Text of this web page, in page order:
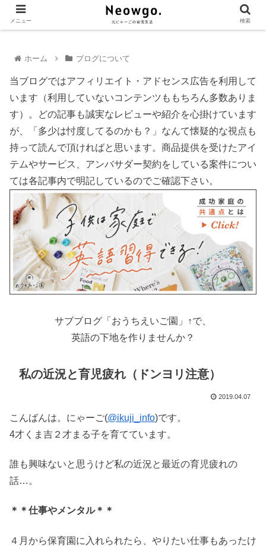
ホーム ブログについて
当ブログではアフィリエイト・アドセンス広告を利用して
います（利用していないコンテンツももちろん多数ありま
す）。どの記事も誠実なレビューや紹介を心掛けています
が、「多少は忖度してるのかも？」なんて懐疑的な視点も
持って読んで頂ければと思います。商品提供を受けたアイ
テムやサービス、アンバサダー契約をしている案件につい
ては各記事内で明記しているのでご確認下さい。
サブブログ「おうちえいご園」↑で、
英語の下地を作りませんか？
私の近況と育児疲れ（ドンヨリ注意）
2019.04.07
こんばんは。にゃーご(@ikuji_info)です。
4才くま吉２才まる子を育てています。
誰も興味ないと思うけど私の近況と最近の育児疲れの
話…。
＊＊仕事やメンタル＊＊
４月から保育園に入れられたら、やりたい仕事もあったけ
メニュー 検索